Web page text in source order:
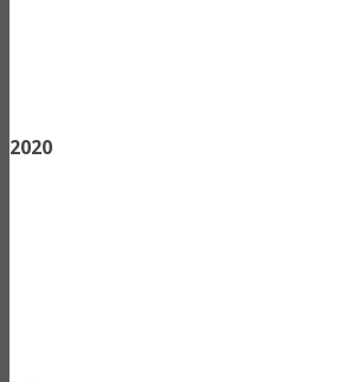
2020